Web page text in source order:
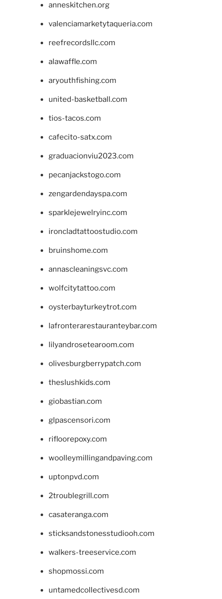
anneskitchen.org
valenciamarketytaqueria.com
reefrecordsllc.com
alawaffle.com
aryouthfishing.com
united-basketball.com
tios-tacos.com
cafecito-satx.com
graduacionviu2023.com
pecanjackstogo.com
zengardendayspa.com
sparklejewelryinc.com
ironcladtattoostudio.com
bruinshome.com
annascleaningsvc.com
wolfcitytattoo.com
oysterbayturkeytrot.com
lafronterarestauranteybar.com
lilyandrosetearoom.com
olivesburgberrypatch.com
theslushkids.com
giobastian.com
glpascensori.com
rifloorepoxy.com
woolleymillingandpaving.com
uptonpvd.com
2troublegrill.com
casateranga.com
sticksandstonesstudiooh.com
walkers-treeservice.com
shopmossi.com
untamedcollectivesd.com